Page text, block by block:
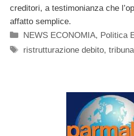
creditori, a testimonianza che
affatto semplice.
Categorie
NEWS ECONOMIA, Politica
Tag
ristrutturazione debito,